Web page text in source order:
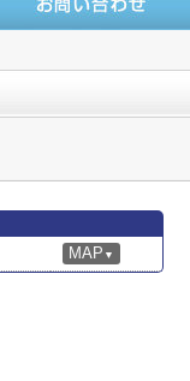
MAP ▼